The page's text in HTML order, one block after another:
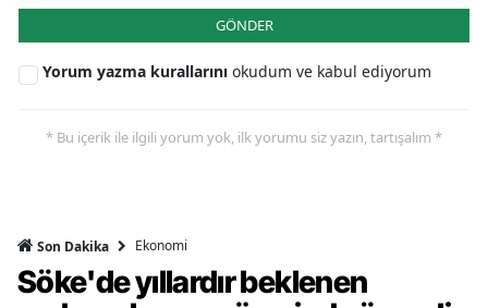
GÖNDER
Yorum yazma kurallarını okudum ve kabul ediyorum
* Bu içerik ile ilgili yorum yok, ilk yorumu siz yazın, tartışalım *
Son Dakika Ekonomi
Söke'de yıllardır beklenen